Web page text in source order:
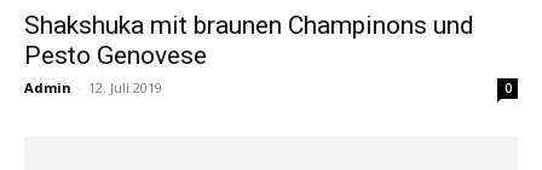
Shakshuka mit braunen Champinons und
Pesto Genovese
Admin - 12. Juli 2019 0